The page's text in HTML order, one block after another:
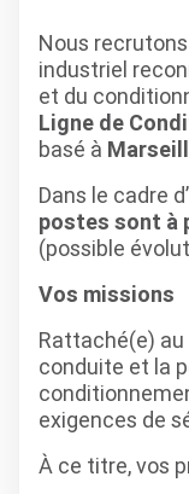
Nous
industriel
et du
Ligne de
basé à
Dans le cadre
postes sont à
(possible
Vos missions
Rattaché(e) au
conduite et la
exigences de
À ce titre, vos